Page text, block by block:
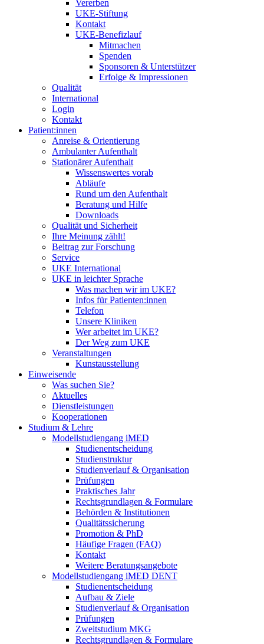
Vererben
UKE-Stiftung
Kontakt
UKE-Benefizlauf
Mitmachen
Spenden
Sponsoren & Unterstützer
Erfolge & Impressionen
Qualität
International
Login
Kontakt
Patient:innen
Anreise & Orientierung
Ambulanter Aufenthalt
Stationärer Aufenthalt
Wissenswertes vorab
Abläufe
Rund um den Aufenthalt
Beratung und Hilfe
Downloads
Qualität und Sicherheit
Ihre Meinung zählt!
Beitrag zur Forschung
Service
UKE International
UKE in leichter Sprache
Was machen wir im UKE?
Infos für Patienten:innen
Telefon
Unsere Kliniken
Wer arbeitet im UKE?
Der Weg zum UKE
Veranstaltungen
Kunstausstellung
Einweisende
Was suchen Sie?
Aktuelles
Dienstleistungen
Kooperationen
Studium & Lehre
Modellstudiengang iMED
Studienentscheidung
Studienstruktur
Studienverlauf & Organisation
Prüfungen
Praktisches Jahr
Rechtsgrundlagen & Formulare
Behörden & Institutionen
Qualitätssicherung
Promotion & PhD
Häufige Fragen (FAQ)
Kontakt
Weitere Beratungsangebote
Modellstudiengang iMED DENT
Studienentscheidung
Aufbau & Ziele
Studienverlauf & Organisation
Prüfungen
Zweitstudium MKG
Rechtsgrundlagen & Formulare